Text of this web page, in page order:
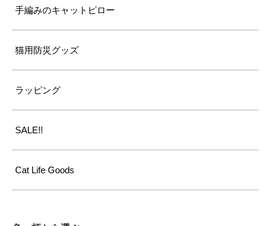
手編みのキャットピロー
猫用防災グッズ
ラッピング
SALE!!
Cat Life Goods